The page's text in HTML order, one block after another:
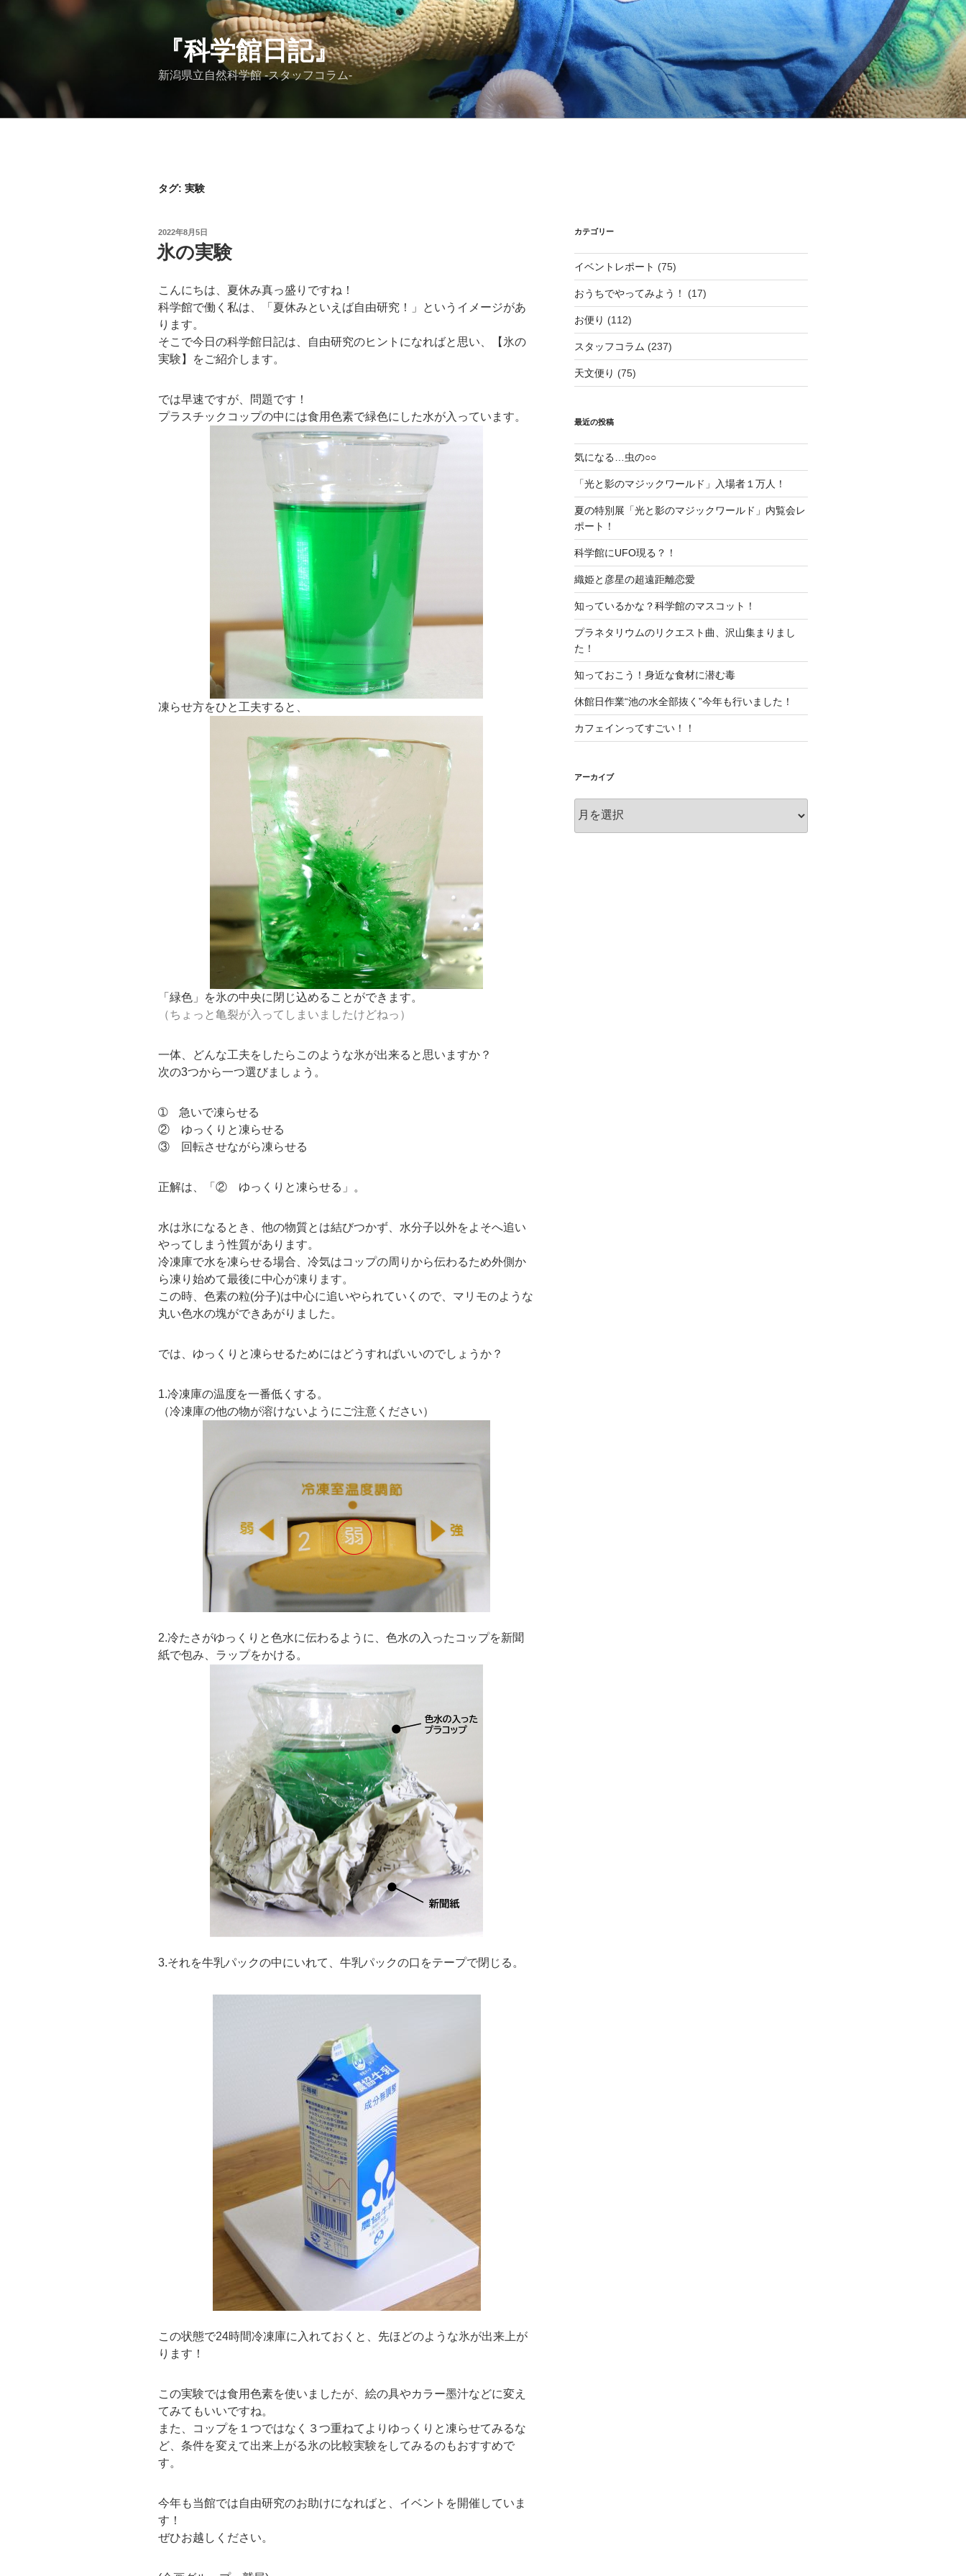
へ
『科学館日記』
新潟県立自然科学館 -スタッフコラム-
タグ: 実験
投
稿
日:
2022年8月5日
氷の実験
こんにちは、夏休み真っ盛りですね！
科学館で働く私は、「夏休みといえば自由研究！」というイメージがあ
ります。
そこで今日の科学館日記は、自由研究のヒントになればと思い、【氷の
実験】をご紹介します。
では早速ですが、問題です！
プラスチックコップの中には食用色素で緑色にした水が入っています。
凍らせ方をひと工夫すると、
「緑色」を氷の中央に閉じ込めることができます。
（ちょっと亀裂が入ってしまいましたけどねっ）
一体、どんな工夫をしたらこのような氷が出来ると思いますか？
次の3つから一つ選びましょう。
➀ 急いで凍らせる
② ゆっくりと凍らせる
③ 回転させながら凍らせる
正解は、「② ゆっくりと凍らせる」。
水は氷になるとき、他の物質とは結びつかず、水分子以外をよそへ追い
やってしまう性質があります。
冷凍庫で水を凍らせる場合、冷気はコップの周りから伝わるため外側か
ら凍り始めて最後に中心が凍ります。
この時、色素の粒(分子)は中心に追いやられていくので、マリモのような
丸い色水の塊ができあがりました。
では、ゆっくりと凍らせるためにはどうすればいいのでしょうか？
1.冷凍庫の温度を一番低くする。
（冷凍庫の他の物が溶けないようにご注意ください）
2.冷たさがゆっくりと色水に伝わるように、色水の入ったコップを新聞
紙で包み、ラップをかける。
3.それを牛乳パックの中にいれて、牛乳パックの口をテープで閉じる。
この状態で24時間冷凍庫に入れておくと、先ほどのような氷が出来上が
ります！
この実験では食用色素を使いましたが、絵の具やカラー墨汁などに変え
てみてもいいですね。
また、コップを１つではなく３つ重ねてよりゆっくりと凍らせてみるな
ど、条件を変えて出来上がる氷の比較実験をしてみるのもおすすめで
す。
今年も当館では自由研究のお助けになればと、イベントを開催していま
す！
ぜひお越しください。
カテゴリー
イベントレポート (75)
おうちでやってみよう！ (17)
お便り (112)
スタッフコラム (237)
天文便り (75)
最近の投稿
気になる…虫の○○
「光と影のマジックワールド」入場者１万人！
夏の特別展「光と影のマジックワールド」内覧会レ
ポート！
科学館にUFO現る？！
織姫と彦星の超遠距離恋愛
知っているかな？科学館のマスコット！
プラネタリウムのリクエスト曲、沢山集まりまし
た！
知っておこう！身近な食材に潜む毒
休館日作業“池の水全部抜く”今年も行いました！
カフェインってすごい！！
アーカイブ
ー
カ